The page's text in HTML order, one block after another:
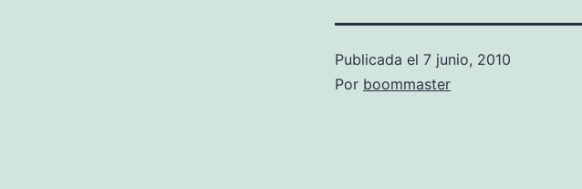
Publicada el 7 junio, 2010
Por boommaster